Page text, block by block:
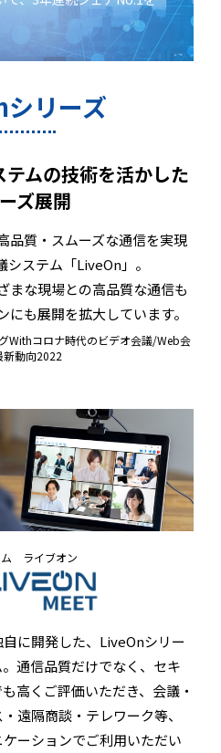
リーズ
ムの技術を活かした
ズ展開
品質・スムーズな通信を実現
システム「LiveOn」。
まな現場との高品質な通信も
も展開を拡大しています。
Withコロナ時代のビデオ会議/Web会
新動向2022
ム ライブオン
に開発した、LiveOnシリー
通信品質だけでなく、セキ
高くご評価いただき、会議・
遠隔商談・テレワーク等、
ーションでご利用いただい